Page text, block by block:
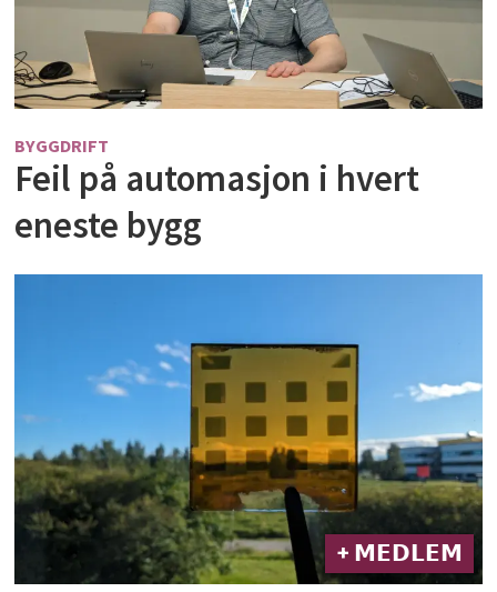
BYGGDRIFT
Feil på automasjon i hvert
eneste bygg
+ 𝗠𝗘𝗗𝗟𝗘𝗠